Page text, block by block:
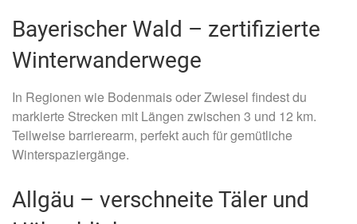
Bayerischer Wald – zertifizierte
Winterwanderwege
In Regionen wie Bodenmais oder Zwiesel findest du
markierte Strecken mit Längen zwischen 3 und 12 km.
Teilweise barrierearm, perfekt auch für gemütliche
Winterspaziergänge.
Allgäu – verschneite Täler und